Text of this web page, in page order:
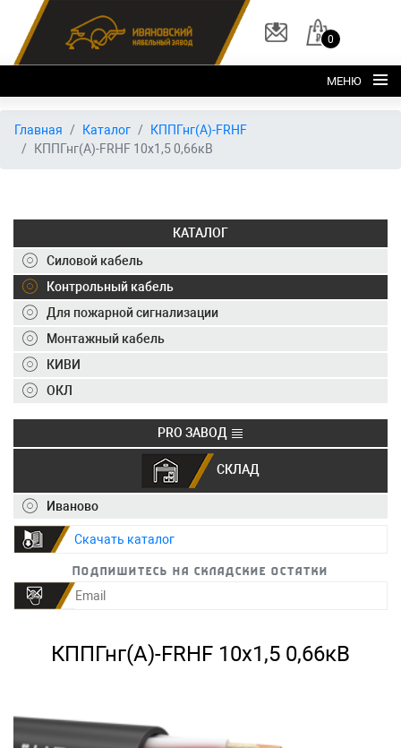
0
МЕНЮ
Главная
О заводе
Склад
ОКЛ
Вакансии
Контакты
+7 (495) 150-40-20
info@ivkz.ru
Главная Каталог
КППГнг(А)-FRHF
КППГнг(А)-FRHF 10х1,5 0,66кВ
КАТАЛОГ
Силовой кабель
Контрольный кабель
Для пожарной сигнализации
Монтажный кабель
КИВИ
ОКЛ
PRO ЗАВОД
СКЛАД
Иваново
Скачать каталог
Подпишитесь на складские остатки
КППГнг(А)-FRHF 10х1,5 0,66кВ